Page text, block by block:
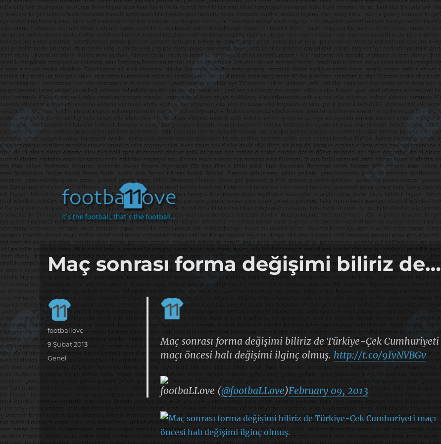
footbaLLove
it's the football, that's the football…
Maç sonrası forma değişimi biliriz de…
Maç sonrası forma değişimi biliriz de Türkiye-Çek Cumhuriyeti
maçı öncesi halı değişimi ilginç olmuş. http://t.co/9IvNVBGv
footbaLLove (@footbaLLove)February 09, 2013
Yazar
footballove
Yayın
tarihi
9 Şubat 2013
Kategoriler
Genel